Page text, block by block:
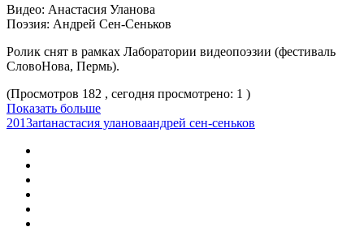
Видео: Анастасия Уланова
Поэзия: Андрей Сен-Сеньков
Ролик снят в рамках Лаборатории видеопоэзии (фестиваль
СловоНова, Пермь).
(Просмотров 182 , сегодня просмотрено: 1 )
Показать больше
2013artанастасия улановаандрей сен-сеньков